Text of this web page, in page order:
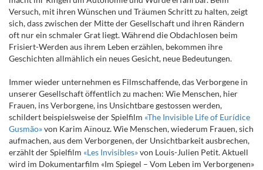
Versuch, mit ihren Wünschen und Träumen Schritt zu halten, zeigt
sich, dass zwischen der Mitte der Gesellschaft und ihren Rändern
oft nur ein schmaler Grat liegt. Während die Obdachlosen beim
Frisiert-Werden aus ihrem Leben erzählen, bekommen ihre
Geschichten allmählich ein neues Gesicht, neue Bedeutungen.
Immer wieder unternehmen es Filmschaffende, das Verborgene in
unserer Gesellschaft öffentlich zu machen: Wie Menschen, hier
Frauen, ins Verborgene, ins Unsichtbare gestossen werden,
schildert beispielsweise der Spielfilm «The Invisible Life of Eurídice
Gusmão»von Karim Aïnouz. Wie Menschen, wiederum Frauen, sich
aufmachen, aus dem Verborgenen, der Unsichtbarkeit ausbrechen,
erzählt der Spielfilm «Les Invisibles»von Louis-Julien Petit. Aktuell
wird im Dokumentarfilm «Im Spiegel – Vom Leben im Verborgenen»